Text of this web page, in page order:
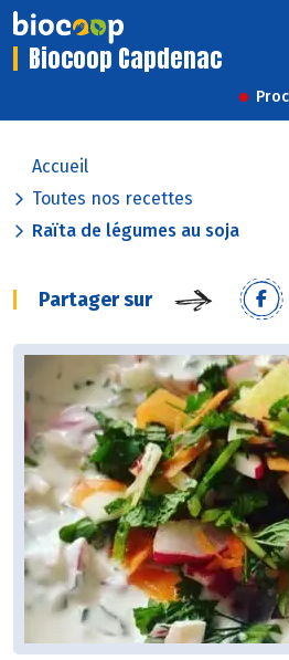
Biocoop Capdenac
Accueil
Toutes nos recettes
Raïta de légumes au soja
Partager sur